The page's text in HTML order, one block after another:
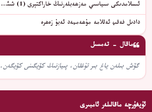
ئىسلامدىكى سىياسىي مەزھەبلەرنىڭ خاراكتېرى (1) شىئ…
دادىل فەقىھ ئەللامە مۇھەممەد ئەبۇ زەھرە
ماقال - تەمسىل
گۆش بىلەن ياغ بىر تۇغقان، پىيازنىڭ كۆيگىنى كۆيگەن.
ئۇيغۇرچە ماقالىلەر ئامبىرى